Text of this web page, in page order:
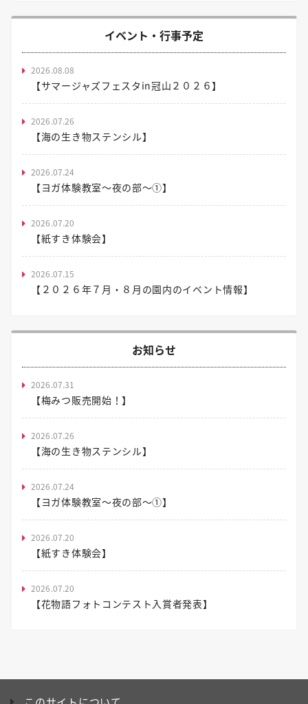
イベント・行事予定
2026.08.08
【サマージャズフェスタin冠山２０２６】
2026.07.26
【海の生き物ステンシル】
2026.07.24
【ヨガ体験教室～夜の部～①】
2026.07.20
【紙すき体験会】
2026.07.15
【２０２６年７月・８月の園内のイベント情報】
お知らせ
2026.07.31
【梅みつ販売開始！】
2026.07.26
【海の生き物ステンシル】
2026.07.24
【ヨガ体験教室～夜の部～①】
2026.07.20
【紙すき体験会】
2026.07.20
【花物語フォトコンテスト入賞者発表】